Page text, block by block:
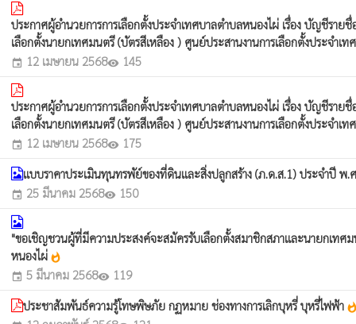
ประกาศผู้อำนวยการการเลือกตั้งประจำเทศบาลตำบลหนองไผ่ เรื่อง บัญชีร
เลือกตั้งนายกเทศมนตรี (บัตรสีเหลือง ) ศูนย์ประสานงานการเลือกตั้งประจ
event 12 เมษายน 2568visibility 145
ประกาศผู้อำนวยการการเลือกตั้งประจำเทศบาลตำบลหนองไผ่ เรื่อง บัญชีร
เลือกตั้งนายกเทศมนตรี (บัตรสีเหลือง ) ศูนย์ประสานงานการเลือกตั้งประจ
event 12 เมษายน 2568visibility 175
แบบราคาประเมินทุนทรพัย์ของที่ดินและสิ่งปลูกสร้าง (ภ.ด.ส.1) ประจำปี พ
event 25 มีนาคม 2568visibility 150
"ขอเชิญชวนผู้ที่มีความประสงค์จะสมัครรับเลือกตั้งสมาชิกสภาและนายกเทศ
หนองไผ่ whatshot
event 5 มีนาคม 2568visibility 119
ประชาสัมพันธ์ความรู้โทษพิษภัย กฏหมาย ช่องทางการเลิกบุหรี่ บุหรี่ไฟฟ้า